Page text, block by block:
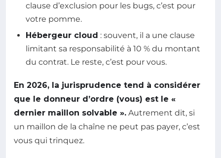
clause d’exclusion pour les bugs, c’est pour
votre pomme.
Hébergeur cloud : souvent, il a une clause
limitant sa responsabilité à 10 % du montant
du contrat. Le reste, c’est pour vous.
En 2026, la jurisprudence tend à considérer
que le donneur d’ordre (vous) est le «
dernier maillon solvable ». Autrement dit, si
un maillon de la chaîne ne peut pas payer, c’est
vous qui trinquez.